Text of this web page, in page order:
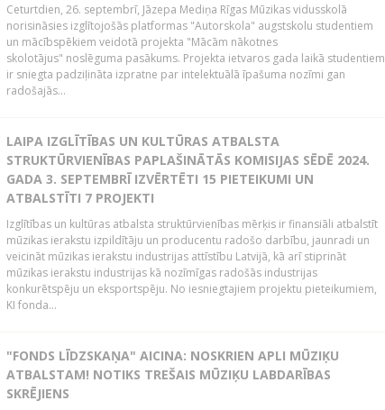
Ceturtdien, 26. septembrī, Jāzepa Mediņa Rīgas Mūzikas vidusskolā
norisināsies izglītojošās platformas "Autorskola" augstskolu studentiem
un mācībspēkiem veidotā projekta "Mācām nākotnes
skolotājus" noslēguma pasākums. Projekta ietvaros gada laikā studentiem
ir sniegta padziļināta izpratne par intelektuālā īpašuma nozīmi gan
radošajās...
LAIPA IZGLĪTĪBAS UN KULTŪRAS ATBALSTA
STRUKTŪRVIENĪBAS PAPLAŠINĀTĀS KOMISIJAS SĒDĒ 2024.
GADA 3. SEPTEMBRĪ IZVĒRTĒTI 15 PIETEIKUMI UN
ATBALSTĪTI 7 PROJEKTI
Izglītības un kultūras atbalsta struktūrvienības mērķis ir finansiāli atbalstīt
mūzikas ierakstu izpildītāju un producentu radošo darbību, jaunradi un
veicināt mūzikas ierakstu industrijas attīstību Latvijā, kā arī stiprināt
mūzikas ierakstu industrijas kā nozīmīgas radošās industrijas
konkurētspēju un eksportspēju. No iesniegtajiem projektu pieteikumiem,
KI fonda...
"FONDS LĪDZSKAŅA" AICINA: NOSKRIEN APLI MŪZIĶU
ATBALSTAM! NOTIKS TREŠAIS MŪZIĶU LABDARĪBAS
SKRĒJIENS